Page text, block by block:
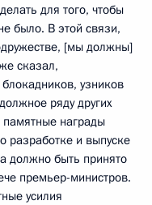
для того, чтобы
было. В этой связи,
[мы должны]
сказал,
узников
ряду других
награды
разработке и выпуске
должно быть принято
премьер-министров.
усилия